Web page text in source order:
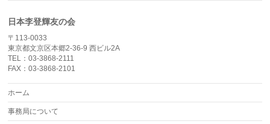
日本李登輝友の会
〒113-0033
東京都文京区本郷2-36-9 西ビル2A
TEL：03-3868-2111
FAX：03-3868-2101
ホーム
事務局について